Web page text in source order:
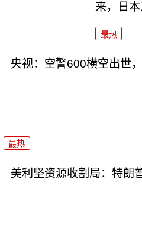
来，日
最热
央视：空警600横空出世
最热
美利坚资源收割局：特朗